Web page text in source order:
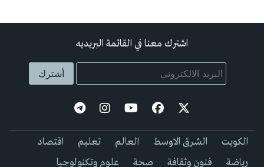
اشترك معنا في القائمة البريديه
الكويت الشرق الاوسط العالم تعليم
اقتصاد
رياضة
فنون وثقافة صحة علوم وتكنولوجيا